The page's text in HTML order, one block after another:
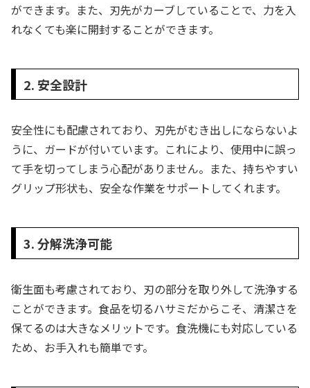
ができます。また、刃先がカーブしていることで、力を入
れなくても楽に開封することができます。
2. 安全設計
安全性にも配慮されており、刃先がむき出しにならないよ
うに、ガードが付いています。これにより、使用中に誤っ
て手を切ってしまう心配がありません。また、持ちやすい
グリップ形状も、安全な作業をサポートしてくれます。
3. 分解洗浄可能
衛生面も考慮されており、刃の部分を取り外して洗浄する
ことができます。食品を切るハサミだからこそ、清潔さを
保てるのは大きなメリットです。食洗機にも対応している
ため、お手入れも簡単です。